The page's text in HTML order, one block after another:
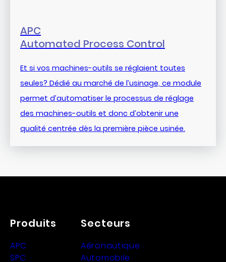
APC
Automated Process Control
Et si vos machines-outils se réglaient toutes
seules? Dédié au marché de l’usinage, ce module
permet d’automatiser le processus de réglage
des machines-outils et donc d’obtenir une
qualité centrée dès la première pièce usinée.
Produits
APC
SPC
Secteurs
Aéronautique
Automobile